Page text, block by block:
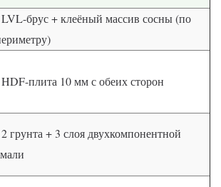
LVL-брус + клеёный массив сосны (по
HDF-плита 10 мм с обеих сторон
2 грунта + 3 слоя двухкомпонентной